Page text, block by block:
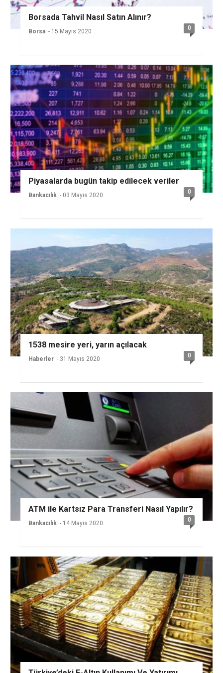
Borsada Tahvil Nasıl Satın Alınır?
Borsa - 15 Mayıs 2020 0
Piyasalarda bugün takip edilecek veriler
Bankacılık - 03 Mayıs 2020 0
1538 mesire yeri, yarın açılacak
Haberler - 31 Mayıs 2020 0
ATM ile Kartsız Para Transferi Nasıl Yapılır?
Bankacılık - 14 Mayıs 2020 0